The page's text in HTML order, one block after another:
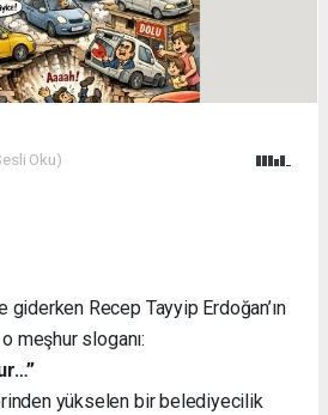
Oku)
Recep Tayyip Erdoğan’ın
meşhur sloganı:
yükselen bir belediyecilik